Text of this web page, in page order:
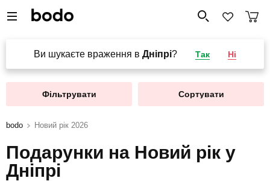
Ви шукаєте враження в Дніпрі? Так Ні
Фільтрувати Сортувати
bodo Новий рік 2026
Подарунки на Новий рік у
Дніпрі